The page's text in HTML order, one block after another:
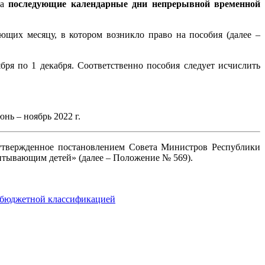
последующие календарные дни непрерывной временной
месяцу, в котором возникло право на пособия (далее –
по 1 декабря. Соответственно пособия следует исчислить
– ноябрь 2022 г.
постановлением Совета Министров Республики
детей» (далее – Положение № 569).
классификацией